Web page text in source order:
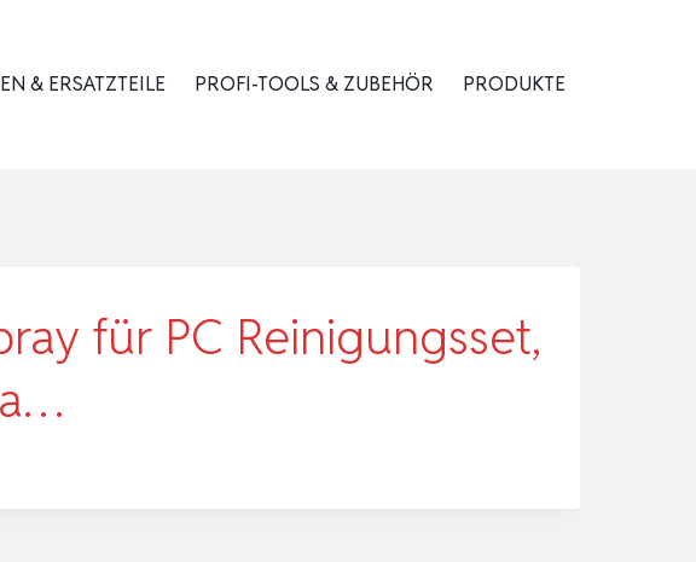
& ERSATZTEILE PROFI-TOOLS & ZUBEHÖR PRODUKTE
für PC Reinigungsset,